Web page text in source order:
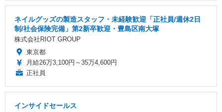
ネイルグッズの製造スタッフ・未経験歓迎「正社員/週休2日
制/社会保険完備」第2新卒歓迎・豊島区南大塚
株式会社RIOT GROUP
東京都
月給26万3,100円～35万4,600円
正社員
インサイドセールス